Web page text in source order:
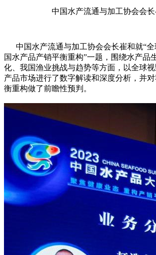
中国水产流通与加工协会会
中国水产流通与加工协会会长崔和就“
国水产品产销平衡重构”一题，围绕水产品
化、我国渔业挑战与趋势等方面，以全球
产品市场进行了数字解读和深度分析，并
衡重构做了前瞻性预判。